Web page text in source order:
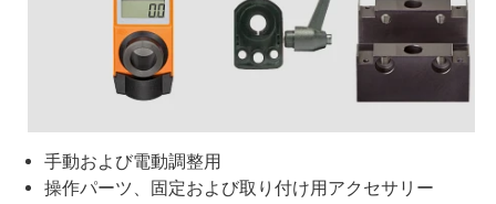
手動および電動調整用
操作パーツ、固定および取り付け用アクセサリー